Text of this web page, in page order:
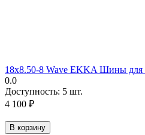
18х8.50-8 Wave EKKA Шины для
0.0
Доступность: 5 шт.
4 100 ₽
В корзину